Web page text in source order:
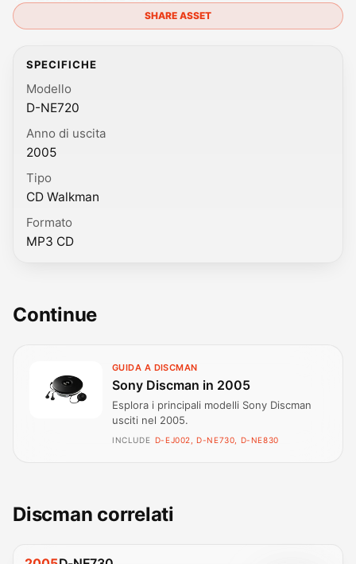
SHARE ASSET
SPECIFICHE
Modello
D-NE720
Anno di uscita
2005
Tipo
CD Walkman
Formato
MP3 CD
Continue
GUIDA A DISCMAN
Sony Discman in 2005
Esplora i principali modelli Sony Discman
usciti nel 2005.
INCLUDE D-EJ002, D-NE730, D-NE830
Discman correlati